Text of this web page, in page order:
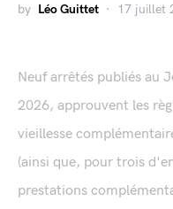
by Léo Guittet 17 juillet
Neuf arrêtés publiés au
2026, approuvent les
vieillesse
(ainsi que, pour trois
prestations